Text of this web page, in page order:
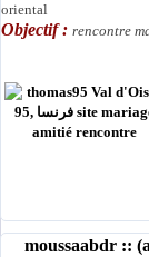
oriental
Objectif : rencontre
moussaabdr ::